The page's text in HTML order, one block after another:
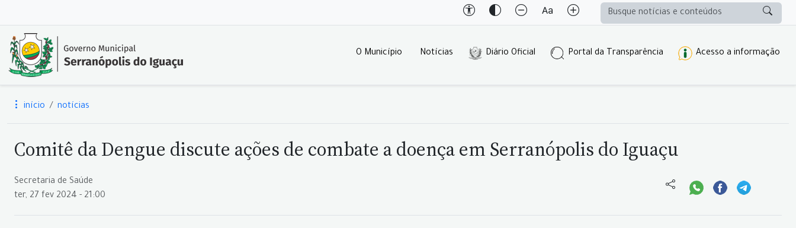
O Município Notícias Diário Oficial Portal da Transparência Acesso a informação
início notícias
Comitê da Dengue discute ações de combate a doença em Serranópolis do Iguaçu
Secretaria de Saúde
ter, 27 fev 2024 - 21:00